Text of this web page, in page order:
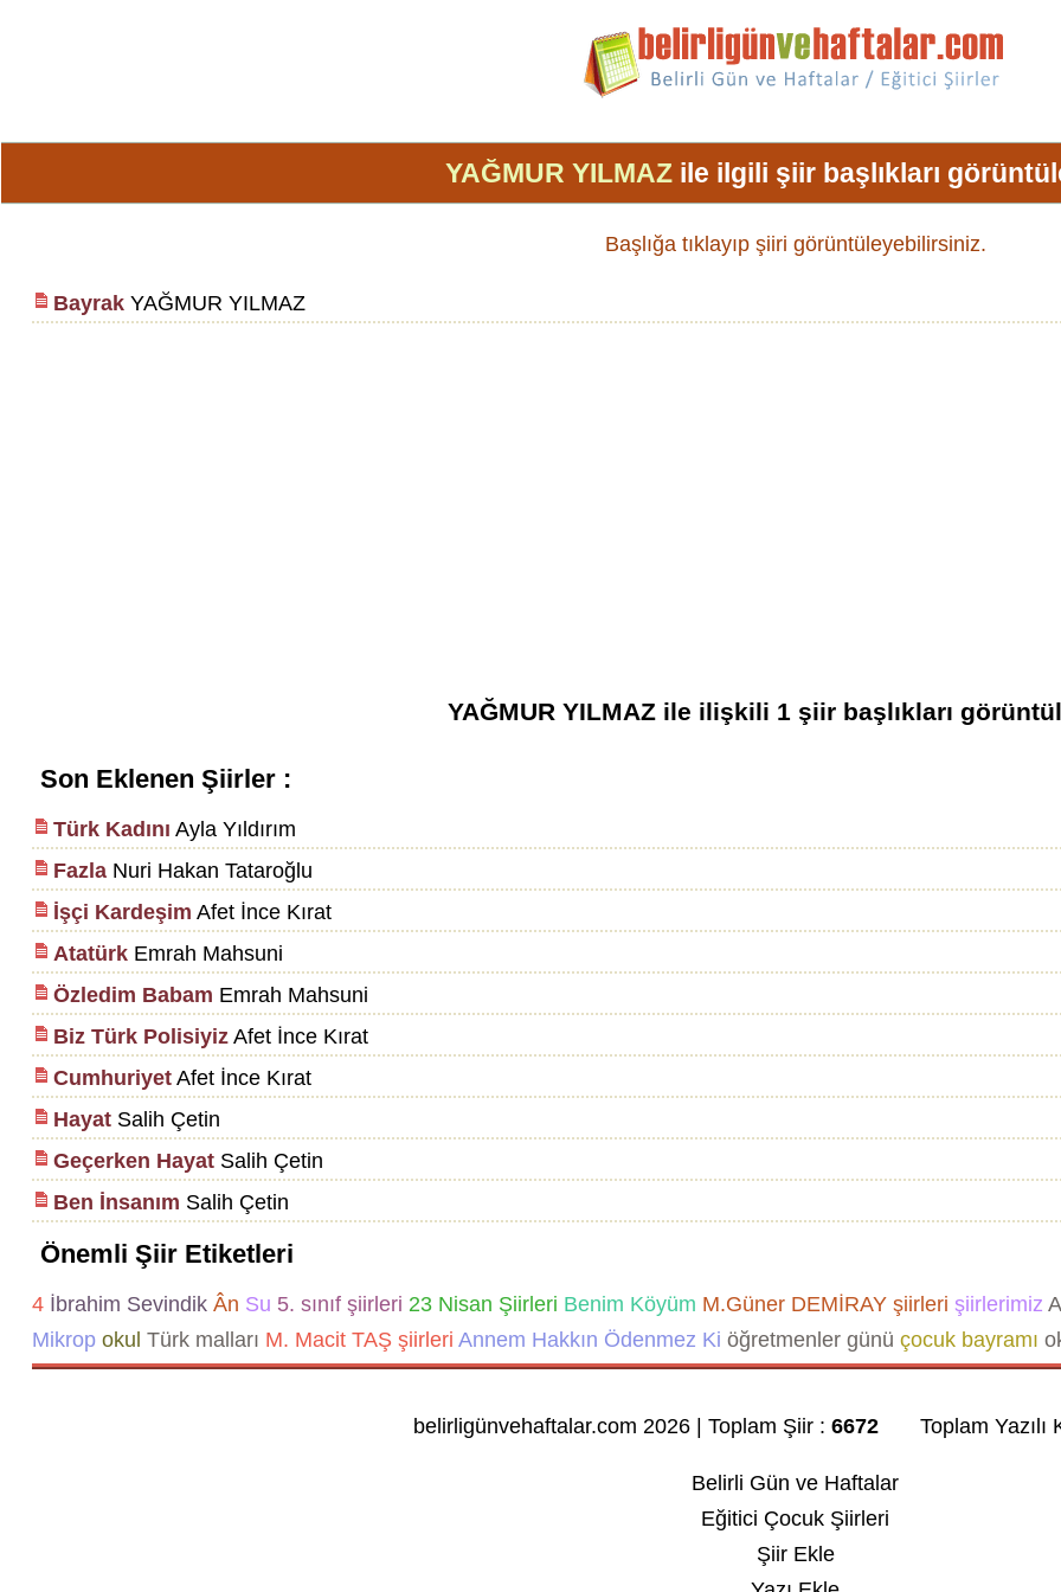
YAĞMUR YILMAZ ile ilgili şiir başlıkları
Başlığa tıklayıp şiiri görüntüleyebilirsiniz.
BayrakYAĞMUR YILMAZ
YAĞMUR YILMAZile ilişkili 1şiir başlıkları
Son Eklenen Şiirler :
Türk Kadını Ayla Yıldırım
FazlaNuri Hakan Tataroğlu
İşçi Kardeşim Afet İnce Kırat
AtatürkEmrah Mahsuni
Özledim Babam Emrah Mahsuni
Biz Türk PolisiyizAfet İnce Kırat
CumhuriyetAfet İnce Kırat
HayatSalih Çetin
Geçerken HayatSalih Çetin
Ben İnsanım Salih Çetin
Önemli Şiir Etiketleri
4 İbrahim Sevindik Ân Su 5. sınıf şiirleri 23 Nisan Şiirleri Benim Köyüm M.Güner DEMİRAY şiirleri şiirlerimiz
Mikrop okul Türk malları M. Macit TAŞ şiirleri Annem Hakkın Ödenmez Ki öğretmenler günü çocuk bayramı
belirligünvehaftalar.com 2026 | Toplam Şiir :6672 Toplam Yazılı
Belirli Gün ve Haftalar
Eğitici Çocuk Şiirleri
Şiir Ekle